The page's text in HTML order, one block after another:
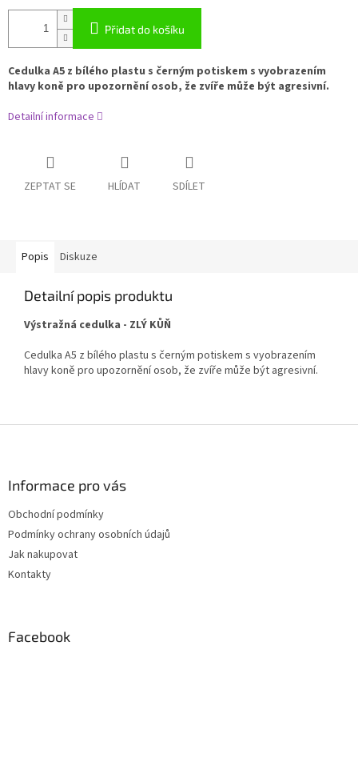
Přidat do košíku
Cedulka A5 z bílého plastu s černým potiskem s vyobrazením
hlavy koně pro upozornění osob, že zvíře může být agresivní.
Detailní informace
ZEPTAT SE HLÍDAT SDÍLET
Popis Diskuze
Detailní popis produktu
Výstražná cedulka - ZLÝ KŮŇ
Cedulka A5 z bílého plastu s černým potiskem s vyobrazením
hlavy koně pro upozornění osob, že zvíře může být agresivní.
Informace pro vás
Obchodní podmínky
Podmínky ochrany osobních údajů
Jak nakupovat
Kontakty
Facebook